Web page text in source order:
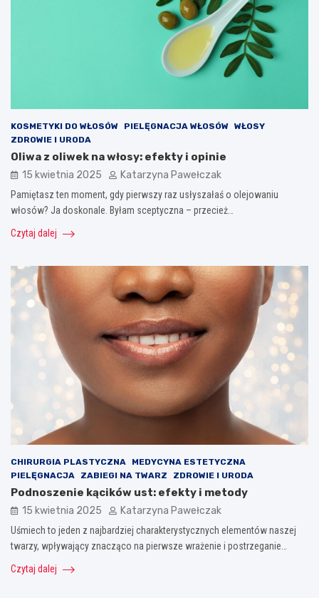
KOSMETYKI DO WŁOSÓW PIELĘGNACJA WŁOSÓW WŁOSY
ZDROWIE I URODA
Oliwa z oliwek na włosy: efekty i opinie
15 kwietnia 2025 Katarzyna Pawełczak
Pamiętasz ten moment, gdy pierwszy raz usłyszałaś o olejowaniu
włosów? Ja doskonale. Byłam sceptyczna – przecież…
Czytaj dalej
CHIRURGIA PLASTYCZNA
MEDYCYNA ESTETYCZNA
PIELĘGNACJA
ZABIEGI NA TWARZ ZDROWIE I URODA
Podnoszenie kącików ust: efekty i metody
15 kwietnia 2025 Katarzyna Pawełczak
Uśmiech to jeden z najbardziej charakterystycznych elementów naszej
twarzy, wpływający znacząco na pierwsze wrażenie i postrzeganie…
Czytaj dalej